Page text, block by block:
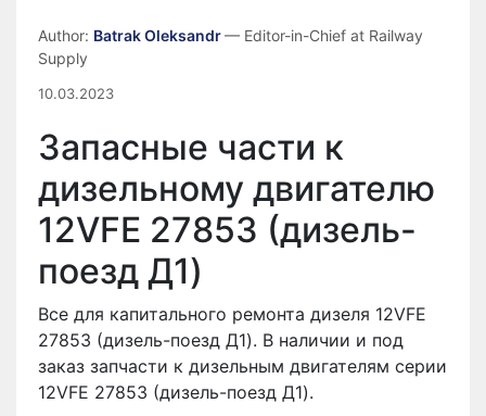
Author: Batrak Oleksandr— Editor-in-Chief at Railway
Supply
10.03.2023
Запасные части к
дизельному двигателю
12VFE 27853 (дизель-
поезд Д1)
Все для капитального ремонта дизеля 12VFE
27853 (дизель-поезд Д1). В наличии и под
заказ запчасти к дизельным двигателям серии
12VFE 27853 (дизель-поезд Д1).